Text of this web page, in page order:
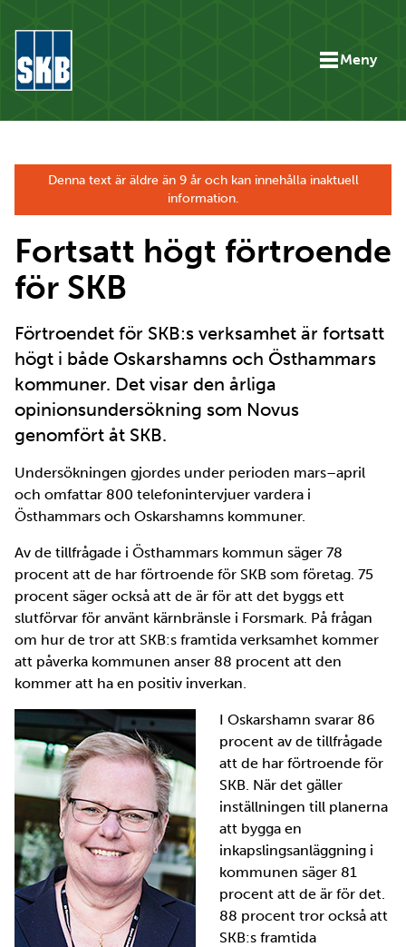
Meny
Denna text är äldre än 9 år och kan innehålla inaktuell
information.
Fortsatt högt förtroende
för SKB
Förtroendet för SKB:s verksamhet är fortsatt
högt i både Oskarshamns och Östhammars
kommuner. Det visar den årliga
opinionsundersökning som Novus
genomfört åt SKB.
Undersökningen gjordes under perioden mars–april
och omfattar 800 telefonintervjuer vardera i
Östhammars och Oskarshamns kommuner.
Av de tillfrågade i Östhammars kommun säger 78
procent att de har förtroende för SKB som företag. 75
procent säger också att de är för att det byggs ett
slutförvar för använt kärnbränsle i Forsmark. På frågan
om hur de tror att SKB:s framtida verksamhet kommer
att påverka kommunen anser 88 procent att den
kommer att ha en positiv inverkan.
I Oskarshamn svarar 86
procent av de tillfrågade
att de har förtroende för
SKB. När det gäller
inställningen till planerna
att bygga en
inkapslingsanläggning i
kommunen säger 81
procent att de är för det.
88 procent tror också att
SKB:s framtida